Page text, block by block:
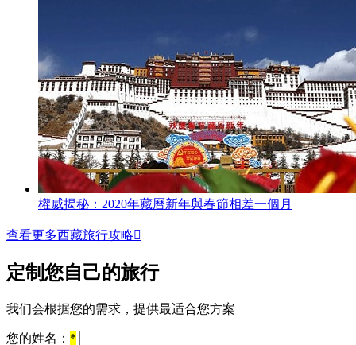
權威揭秘：2020年藏曆新年與春節相差一個月
查看更多西藏旅行攻略
定制您自己的旅行
我们会根据您的需求，提供最适合您方案
您的姓名： *